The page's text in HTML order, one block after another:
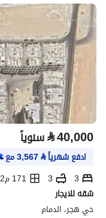
⃁40,000 سنوياً
ادفع شهرياً⃁
3,567مع
3
3
171 م2
شقه للايجار
حي هجر، الدمام